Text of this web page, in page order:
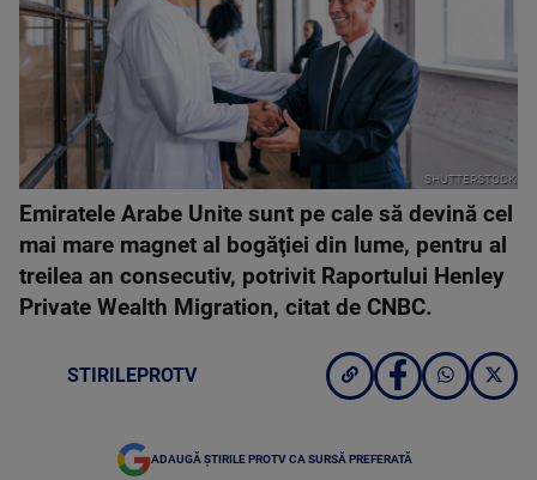
SHUTTERSTOCK
Emiratele Arabe Unite sunt pe cale să devină cel
mai mare magnet al bogăţiei din lume, pentru al
treilea an consecutiv, potrivit Raportului Henley
Private Wealth Migration, citat de CNBC.
STIRILEPROTV
ADAUGĂ ȘTIRILE PROTV CA SURSĂ PREFERATĂ